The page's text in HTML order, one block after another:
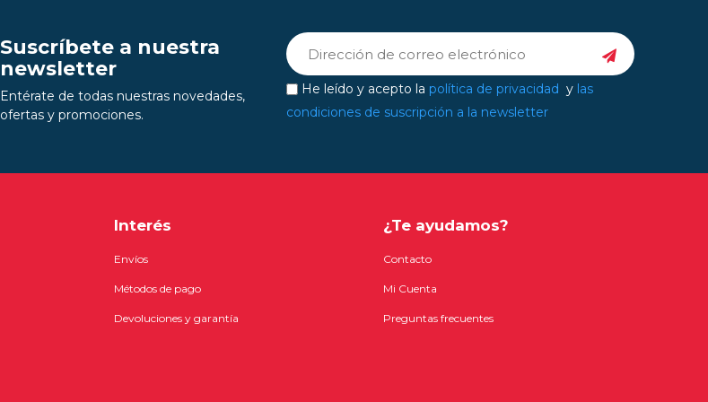
Suscríbete a nuestra
newsletter
Entérate de todas nuestras novedades,
ofertas y promociones.
He leído y acepto la política de privacidad y las
condiciones de suscripción a la newsletter
Interés
Envíos
Métodos de pago
Devoluciones y garantía
¿Te ayudamos?
Contacto
Mi Cuenta
Preguntas frecuentes